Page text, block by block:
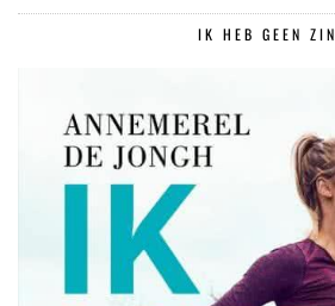
IK HEB GEEN ZIN